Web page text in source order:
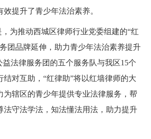
提升了青少年法治素养。
为推动西城区律师行业党委组建的“红
团品牌延伸，助力青少年法治素养提升
益法律服务团的五个服务队与我区15个
结对互助，“红律助”将以红墙律师的大
为辖区的青少年提供专业法律服务，帮
法守法学法，知法懂法用法，助力提升